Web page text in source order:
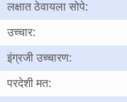
लक्षात ठेवायला सोपे:
उच्चार:
इंग्रजी उच्चारण:
परदेशी मत: